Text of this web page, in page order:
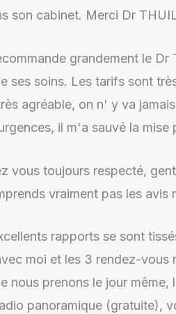
son cabinet. Merci Dr
grandement le
soins. Les tarifs sont
agréable, on n' y va
il m'a sauvé la mise
vous toujours respecté,
vraiment pas les avis
rapports se sont
moi et les 3 rendez-
prenons le jour
panoramique (gratuite),